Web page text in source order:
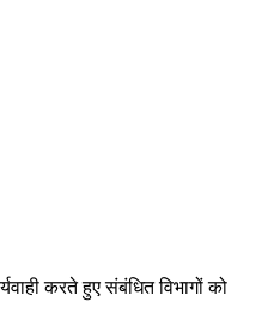
करते हुए संबंधित विभागों को